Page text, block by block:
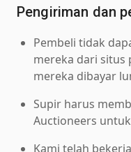
Pengiriman dan
Pembeli tidak
mereka dari situs
mereka dibayar
Supir harus
Auctioneers
Kami telah